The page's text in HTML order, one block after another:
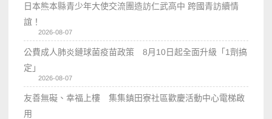
日本熊本縣青少年大使交流團造訪仁武高中 跨國青訪續情
誼！
2026-08-07
公費成人肺炎鏈球菌疫苗政策 8月10日起全面升級「1劑搞
定」
2026-08-07
友善無礙、幸福上樓 集集鎮田寮社區歡慶活動中心電梯啟
用